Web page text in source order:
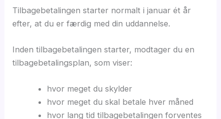
Tilbagebetalingen starter normalt i januar ét år
efter, at du er færdig med din uddannelse.
Inden tilbagebetalingen starter, modtager du en
tilbagebetalingsplan, som viser:
hvor meget du skylder
hvor meget du skal betale hver måned
hvor lang tid tilbagebetalingen forventes